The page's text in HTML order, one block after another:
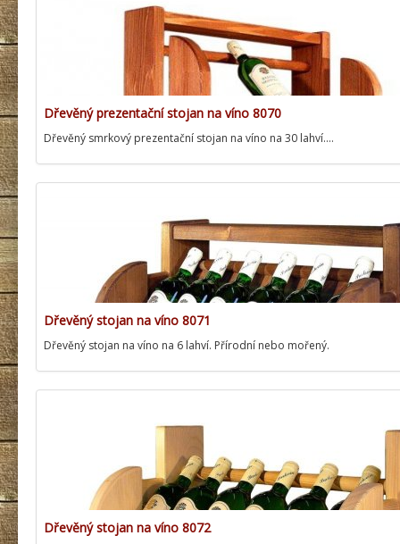
Dřevěný prezentační stojan na víno 8070
Dřevěný smrkový prezentační stojan na víno na 30 lahví.…
Dřevěný stojan na víno 8071
Dřevěný stojan na víno na 6 lahví. Přírodní nebo mořený.
Dřevěný stojan na víno 8072